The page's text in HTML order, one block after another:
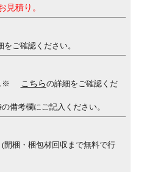
りで光沢感のある織物 ⇒ 落ち着いた
織物 に変更カラー名：オレンジ ⇒
変更に伴い名称変更
、その他カラー 2025年1月より順
シュ
適度な弾力性と優れた通気性
商品
見積り。
をご確認ください。
※ こちらの詳細をご確認くだ
備考欄にご記入ください。
開梱・梱包材回収まで無料で行